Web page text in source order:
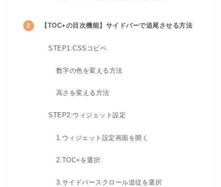
【TOC+の目次機能】サイドバーで追尾させる方法
STEP1:CSSコピペ
数字の色を変える方法
高さを変える方法
STEP2:ウィジェット設定
1.ウィジェット設定画面を開く
2.TOC+を選択
3.サイドバースクロール追従を選択